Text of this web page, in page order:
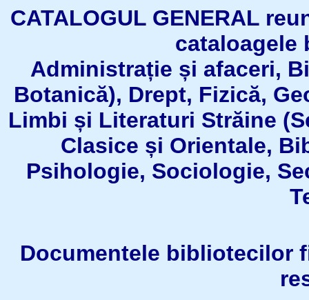
CATALOGUL GENERAL
Administrație și afaceri,
Botanică), Drept, Fizică,
Limbi și Literaturi Străine
Clasice și Orientale,
Psihologie, Sociologie,
Documentele bibliotecilor